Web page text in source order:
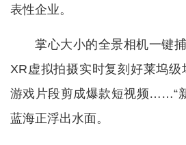
表性企业。
掌心大小的全景相机一键
XR虚拟拍摄实时复刻好莱坞
游戏片段剪成爆款短视频……“
蓝海正浮出水面。